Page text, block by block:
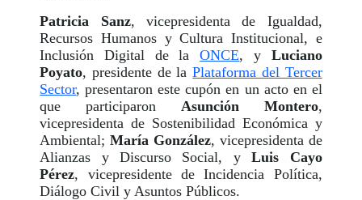
Patricia Sanz, vicepresidenta de Igualdad,
Recursos Humanos y Cultura Institucional, e
Inclusión Digital de laONCE, y Luciano
Poyato, presidente de laPlataforma del Tercer
Sector, presentaron este cupón en un acto en el
que participaron Asunción Montero,
vicepresidenta de Sostenibilidad Económica y
Ambiental;María González, vicepresidenta de
Alianzas y Discurso Social, yLuis Cayo
Pérez, vicepresidente de Incidencia Política,
Diálogo Civil y Asuntos Públicos.